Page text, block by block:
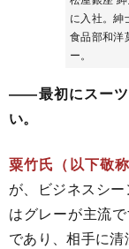
に入社。紳
食品部和洋
ー。
――最初にスーツ
い。
粟竹氏（以下敬称
が、ビジネスシ
はグレーが主流
であり、相手に清